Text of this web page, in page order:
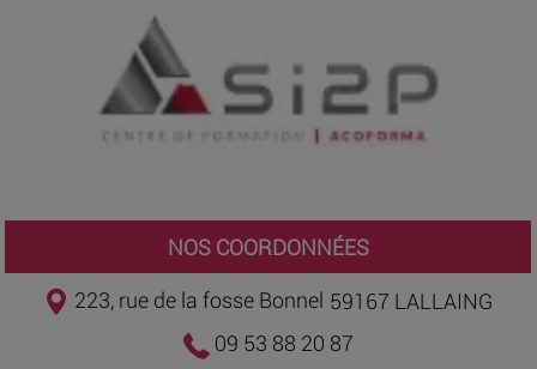
NOS COORDONNÉES
223, rue de la fosse Bonnel 59167 LALLAING
09 53 88 20 87